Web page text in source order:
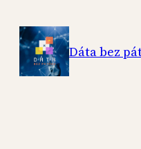
content
Dáta bez